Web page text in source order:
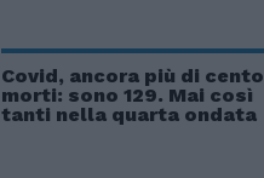
Covid, ancora più di cento
morti: sono 129. Mai così
tanti nella quarta ondata